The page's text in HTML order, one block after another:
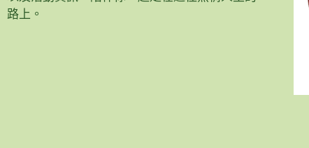
路上。